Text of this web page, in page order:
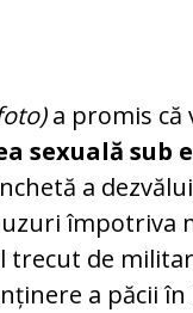
a promis că
sexuală sub
a
împotriva
trecut de
a păcii în